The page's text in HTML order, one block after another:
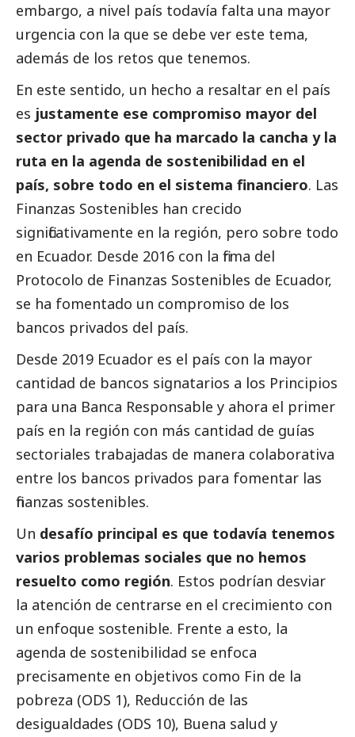
embargo, a nivel país todavía falta una mayor
urgencia con la que se debe ver este tema,
además de los retos que tenemos.
En este sentido, un hecho a resaltar en el país
es justamente ese compromiso mayor del
sector privado que ha marcado la cancha y la
ruta en la agenda de sostenibilidad en el
país, sobre todo en el sistema financiero. Las
Finanzas Sostenibles han crecido
significativamente en la región, pero sobre todo
en Ecuador. Desde 2016 con la firma del
Protocolo de Finanzas Sostenibles de Ecuador,
se ha fomentado un compromiso de los
bancos privados del país.
Desde 2019 Ecuador es el país con la mayor
cantidad de bancos signatarios a los Principios
para una Banca Responsable y ahora el primer
país en la región con más cantidad de guías
sectoriales trabajadas de manera colaborativa
entre los bancos privados para fomentar las
finanzas sostenibles.
Un desafío principal es que todavía tenemos
varios problemas sociales que no hemos
resuelto como región. Estos podrían desviar
la atención de centrarse en el crecimiento con
un enfoque sostenible. Frente a esto, la
agenda de sostenibilidad se enfoca
precisamente en objetivos como Fin de la
pobreza (ODS 1), Reducción de las
desigualdades (ODS 10), Buena salud y